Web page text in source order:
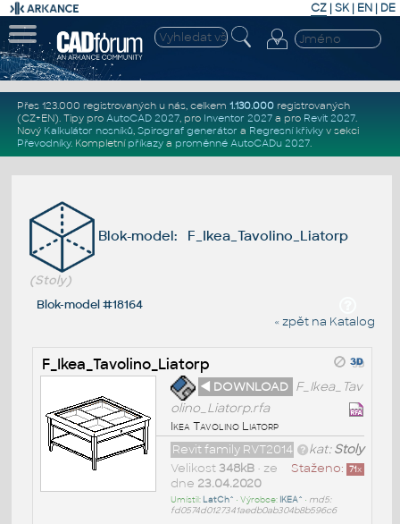
CZ | SK| EN | DE
Přes 123.000 registrovaných u nás, celkem 1.130.000registrovaných
(CZ+EN). Tipy pro AutoCAD 2027, pro Inventor 2027a pro Revit 2027.
Nový Kalkulátor nosníků, Spirograf generátor a Regresní křivkyv sekci
Převodníky. Kompletní příkazya proměnné AutoCADu 2027.
Blok-model: F_Ikea_Tavolino_Liatorp
(Stoly)
Blok-model #18164
« zpět na Katalog
F_Ikea_Tavolino_Liatorp
◄ DOWNLOAD F_Ikea_Tav
olino_Liatorp.rfa
Ikea Tavolino Liatorp
kat:Stoly
Revit family RVT2014
Staženo: 71x
Velikost348kB• ze
dne 23.04.2020
Umístil: LatCh^ • Výrobce: IKEA^ • md5:
fd0574d0127341aedb0ab304b8b596c6